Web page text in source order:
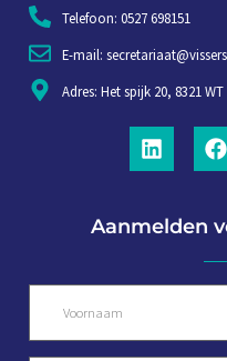
Telefoon: 0527 698151
E-mail:
Adres: Het spijk 20, 8321 WT
Aanmelden